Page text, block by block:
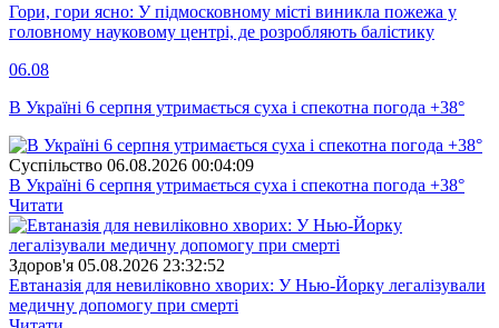
Гори, гори ясно: У підмосковному місті виникла пожежа у
головному науковому центрі, де розробляють балістику
06.08
В Україні 6 серпня утримається суха і спекотна погода +38°
Суспiльство 06.08.2026 00:04:09
В Україні 6 серпня утримається суха і спекотна погода +38°
Читати
Здоров'я 05.08.2026 23:32:52
Евтаназія для невиліковно хворих: У Нью-Йорку легалізували
медичну допомогу при смерті